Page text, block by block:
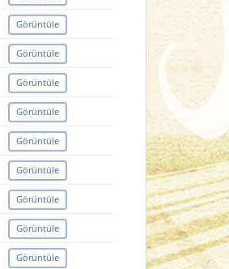
Görüntüle
Görüntüle
Görüntüle
Görüntüle
Görüntüle
Görüntüle
Görüntüle
Görüntüle
Görüntüle